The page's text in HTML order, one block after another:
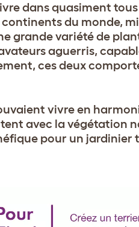
dans quasiment
du monde,
grande variété de
aguerris,
ces deux
vivre en
avec la végétation
pour un